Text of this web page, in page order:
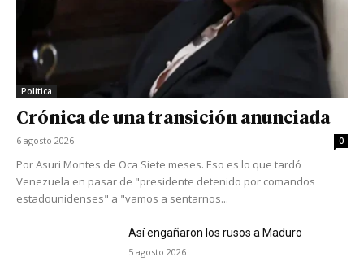
Política
Crónica de una transición anunciada
6 agosto 2026 0
Por Asuri Montes de Oca Siete meses. Eso es lo que tardó
Venezuela en pasar de "presidente detenido por comandos
estadounidenses" a "vamos a sentarnos...
Así engañaron los rusos a Maduro
5 agosto 2026